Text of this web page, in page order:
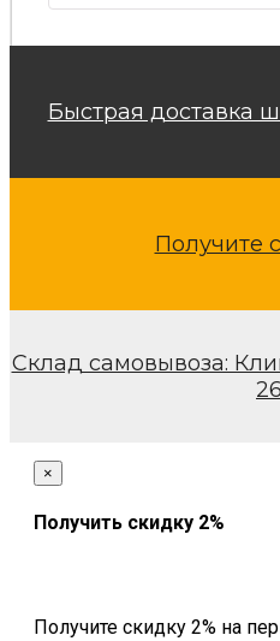
Быстрая доставка
Получите
Склад самовывоза:
26
×
Получить скидку 2%
Получите скидку 2% на